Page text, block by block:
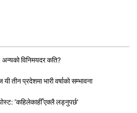
विनिमयदर कति?
तीन प्रदेशमा भारी वर्षाको सम्भावना
‘कहिलेकाहीँ एक्लै लड्नुपर्छ’